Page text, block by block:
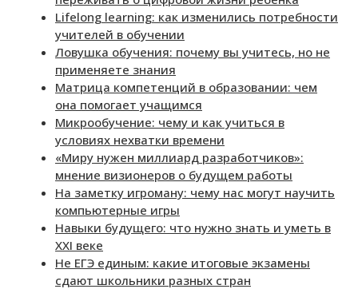
Lifelong learning: как изменились потребности
учителей в обучении
Ловушка обучения: почему вы учитесь, но не
применяете знания
Матрица компетенций в образовании: чем
она помогает учащимся
Микрообучение: чему и как учиться в
условиях нехватки времени
«Миру нужен миллиард разработчиков»:
мнение визионеров о будущем работы
На заметку игроману: чему нас могут научить
компьютерные игры
Навыки будущего: что нужно знать и уметь в
XXI веке
Не ЕГЭ единым: какие итоговые экзамены
сдают школьники разных стран